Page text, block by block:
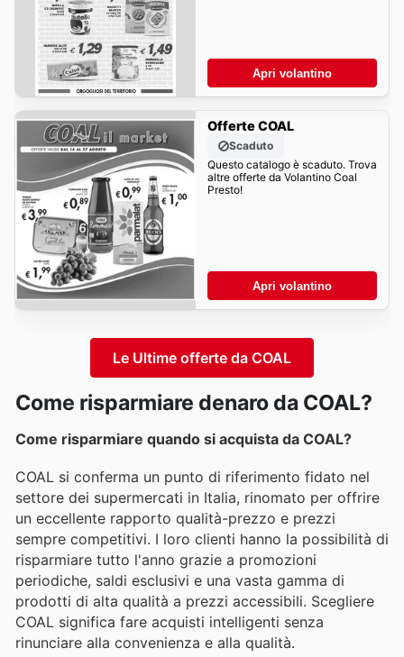
Apri volantino
Offerte COAL
Scaduto
Questo catalogo è scaduto. Trova
altre offerte da Volantino Coal
Presto!
Apri volantino
Le Ultime offerte da COAL
Come risparmiare denaro da COAL?
Come risparmiare quando si acquista da COAL?
COAL si conferma un punto di riferimento fidato nel
settore dei supermercati in Italia, rinomato per offrire
un eccellente rapporto qualità-prezzo e prezzi
sempre competitivi. I loro clienti hanno la possibilità di
risparmiare tutto l'anno grazie a promozioni
periodiche, saldi esclusivi e una vasta gamma di
prodotti di alta qualità a prezzi accessibili. Scegliere
COAL significa fare acquisti intelligenti senza
rinunciare alla convenienza e alla qualità.